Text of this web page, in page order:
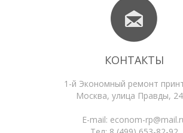
КОНТАКТЫ
1-й Экономный ремонт
Москва, улица Правды,
E-mail: econom-